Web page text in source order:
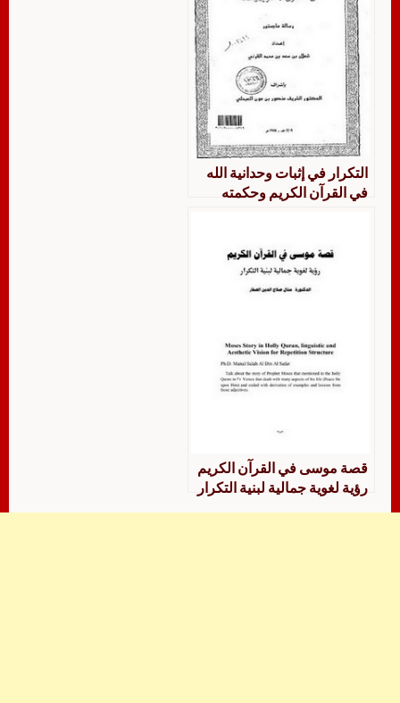
التكرار في إثبات وحدانية الله
في القرآن الكريم وحكمته
قصة موسى في القرآن الكريم
رؤية لغوية جمالية لبنية التكرار